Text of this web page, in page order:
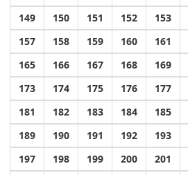
149
150 151 152 153
157
158 159 160 161
165
166 167 168 169
173
174 175 176 177
181
182 183 184 185
189
190 191 192 193
197
198 199 200 201